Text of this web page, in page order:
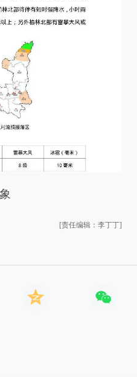
[责任编辑：李丁丁]